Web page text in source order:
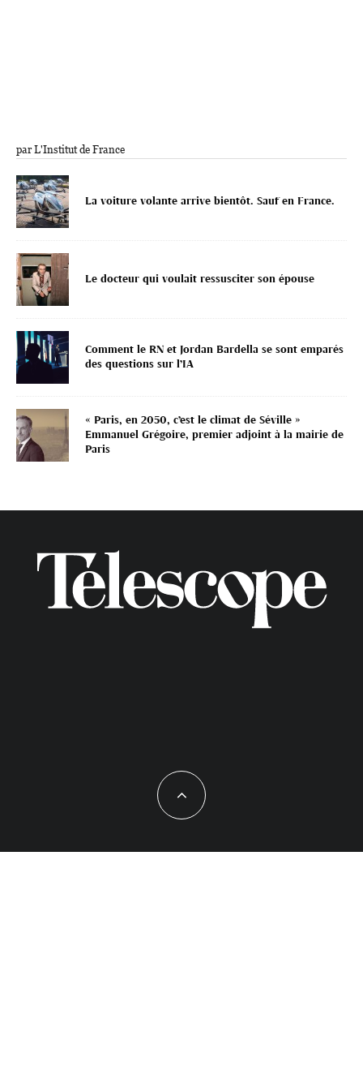
par L'Institut de France
La voiture volante arrive bientôt. Sauf en France.
Le docteur qui voulait ressusciter son épouse
Comment le RN et Jordan Bardella se sont emparés
des questions sur l’IA
« Paris, en 2050, c’est le climat de Séville »
Emmanuel Grégoire, premier adjoint à la mairie de
Paris